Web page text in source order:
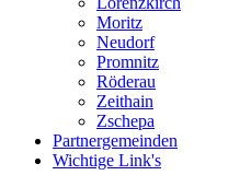
Moritz
Neudorf
Promnitz
Röderau
Zeithain
Zschepa
Partnergemeinden
Wichtige Link's